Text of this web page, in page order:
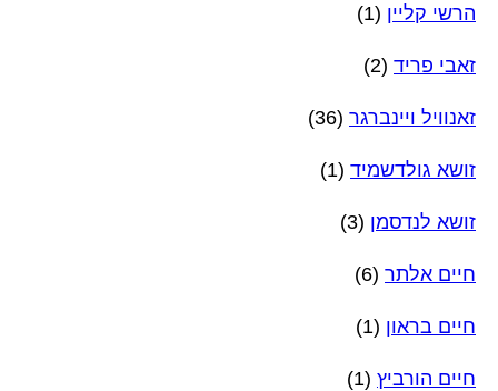
הרשי קליין (1)
זאבי פריד (2)
זאנוויל ויינברגר (36)
זושא גולדשמיד (1)
זושא לנדסמן (3)
חיים אלתר (6)
חיים בראון (1)
חיים הורביץ (1)